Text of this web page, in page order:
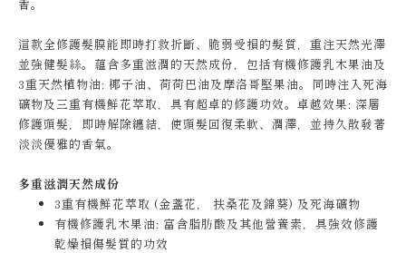
香。
這款全修護髮膜能即時打救折斷、脆弱受損的髮質，重注天然光澤
並強健髮絲。蘊含多重滋潤的天然成份，包括有機修護乳木果油及
3重天然植物油: 椰子油、荷荷巴油及摩洛哥堅果油。同時注入死海
礦物及三重有機鮮花萃取，具有超卓的修護功效。卓越效果: 深層
修護頭髮，即時解除纏結，使頭髮回復柔軟、潤澤，並持久散發著
淡淡優雅的香氣。
多重滋潤天然成份
3重有機鮮花萃取 (金盞花， 扶桑花及錦葵) 及死海礦物
有機修護乳木果油: 富含脂肪酸及其他營養素，具強效修護
乾燥損傷髮質的功效